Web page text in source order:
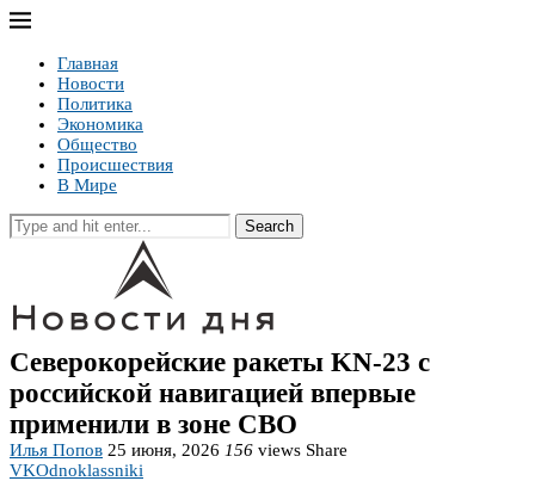
Главная
Новости
Политика
Экономика
Общество
Происшествия
В Мире
Search
Северокорейские ракеты KN-23 с
российской навигацией впервые
применили в зоне СВО
Илья Попов 25 июня, 2026 156 views Share
VKOdnoklassniki